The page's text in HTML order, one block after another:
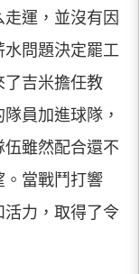
運，並沒有因
問題決定罷工
了吉米擔任教
員加進球隊，
雖然配合還不
。當戰鬥打響
力，取得了令